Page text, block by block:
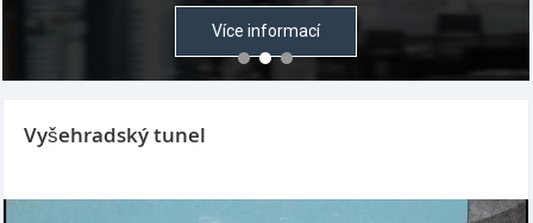
Více informací
Vyšehradský tunel